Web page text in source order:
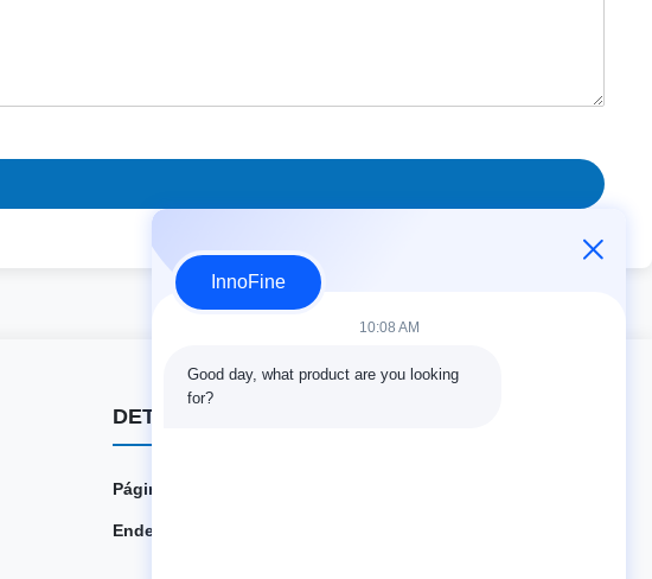
DETALHES DO CONTATO
Página Web:
Endereço:
InnoFine
10:08 AM
Good day, what product are you looking
for?